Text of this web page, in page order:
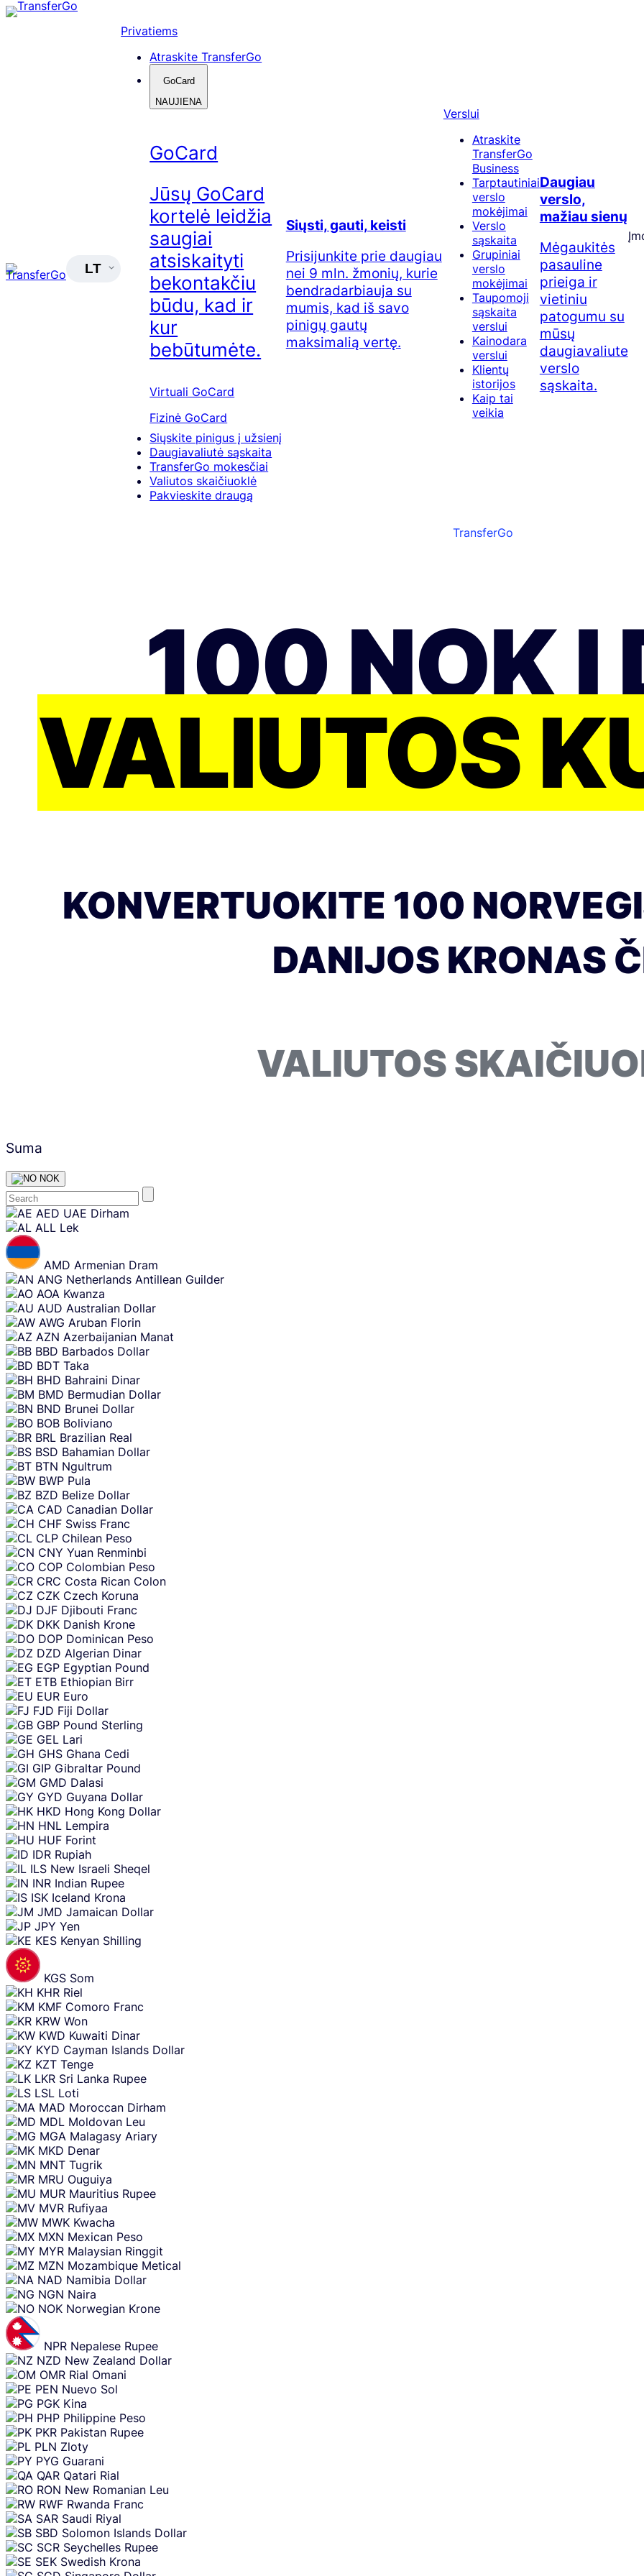
Skip
LT
Privatiems
Atraskite TransferGo
GoCard
NAUJIENA
GoCard
Jūsų GoCard
kortelė leidžia
saugiai
atsiskaityti
bekontakčiu
būdu, kad ir
kur
bebūtumėte.
Virtuali GoCard
Fizinė GoCard
Siųskite pinigus į užsienį
Daugiavaliutė sąskaita
TransferGo mokesčiai
Valiutos skaičiuoklė
Pakvieskite draugą
Siųsti, gauti, keisti
Prisijunkite prie daugiau
nei 9 mln. žmonių, kurie
bendradarbiauja su
mumis, kad iš savo
pinigų gautų
maksimalią vertę.
Verslui
Atraskite
TransferGo
Business
Tarptautiniai
verslo
mokėjimai
Verslo
sąskaita
Grupiniai
verslo
mokėjimai
Taupomoji
sąskaita
verslui
Kainodara
verslui
Klientų
istorijos
Kaip tai
veikia
Daugiau
verslo,
mažiau sienų
Mėgaukitės
pasauline
prieiga ir
vietiniu
patogumu su
mūsų
daugiavaliute
verslo
sąskaita.
TransferGo
100 NOK Į
VALIUTOS
KONVERTUOKITE 100
DANIJOS KRONAS
VALIUTOS
Suma
NOK
Skip
content
AED UAE Dirham
ALL Lek
AMD Armenian Dram
ANG Netherlands Antillean Guilder
AOA Kwanza
AUD Australian Dollar
AWG Aruban Florin
AZN Azerbaijanian Manat
BBD Barbados Dollar
BDT Taka
BHD Bahraini Dinar
BMD Bermudian Dollar
BND Brunei Dollar
BOB Boliviano
BRL Brazilian Real
BSD Bahamian Dollar
BTN Ngultrum
BWP Pula
BZD Belize Dollar
CAD Canadian Dollar
CHF Swiss Franc
CLP Chilean Peso
CNY Yuan Renminbi
COP Colombian Peso
CRC Costa Rican Colon
CZK Czech Koruna
DJF Djibouti Franc
DKK Danish Krone
DOP Dominican Peso
DZD Algerian Dinar
EGP Egyptian Pound
ETB Ethiopian Birr
EUR Euro
FJD Fiji Dollar
GBP Pound Sterling
GEL Lari
GHS Ghana Cedi
GIP Gibraltar Pound
GMD Dalasi
GYD Guyana Dollar
HKD Hong Kong Dollar
HNL Lempira
HUF Forint
IDR Rupiah
ILS New Israeli Sheqel
INR Indian Rupee
ISK Iceland Krona
JMD Jamaican Dollar
JPY Yen
KES Kenyan Shilling
KGS Som
KHR Riel
KMF Comoro Franc
KRW Won
KWD Kuwaiti Dinar
KYD Cayman Islands Dollar
KZT Tenge
LKR Sri Lanka Rupee
LSL Loti
MAD Moroccan Dirham
MDL Moldovan Leu
MGA Malagasy Ariary
MKD Denar
MNT Tugrik
MRU Ouguiya
MUR Mauritius Rupee
MVR Rufiyaa
MWK Kwacha
MXN Mexican Peso
MYR Malaysian Ringgit
MZN Mozambique Metical
NAD Namibia Dollar
NGN Naira
NOK Norwegian Krone
NPR Nepalese Rupee
NZD New Zealand Dollar
OMR Rial Omani
PEN Nuevo Sol
PGK Kina
PHP Philippine Peso
PKR Pakistan Rupee
PLN Zloty
PYG Guarani
QAR Qatari Rial
RON New Romanian Leu
RWF Rwanda Franc
SAR Saudi Riyal
SBD Solomon Islands Dollar
SCR Seychelles Rupee
SEK Swedish Krona